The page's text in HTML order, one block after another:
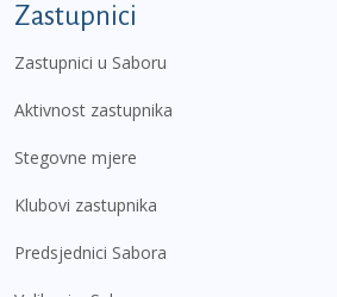
Zastupnici
Zastupnici u Saboru
Aktivnost zastupnika
Stegovne mjere
Klubovi zastupnika
Predsjednici Sabora